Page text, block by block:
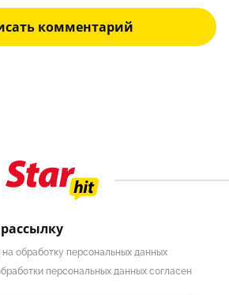
комментарий
на обработку персональных данных
персональных данных согласен